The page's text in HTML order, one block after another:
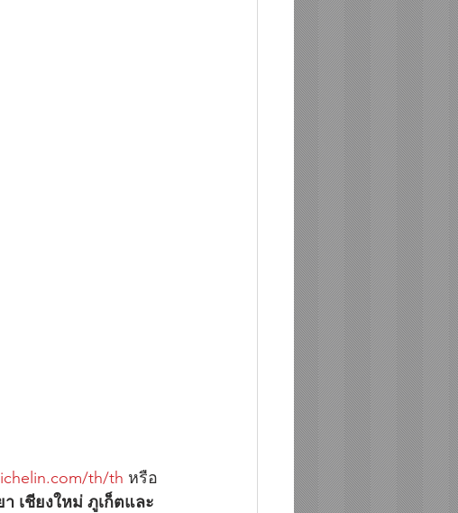
th/th หรือ
เชียงใหม่ ภูเก็ตและ